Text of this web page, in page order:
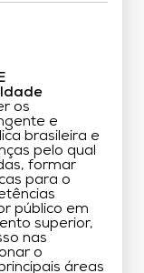
os
e
brasileira e
pelo qual
formar
para o
público em
superior,
nas
o
áreas